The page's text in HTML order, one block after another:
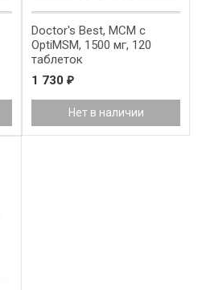
Doctor's Best, МСМ с
OptiMSM, 1500 мг, 120
таблеток
1 730 ₽
Нет в наличии